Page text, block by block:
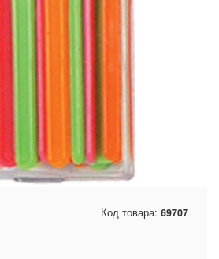
Код товара: 69707